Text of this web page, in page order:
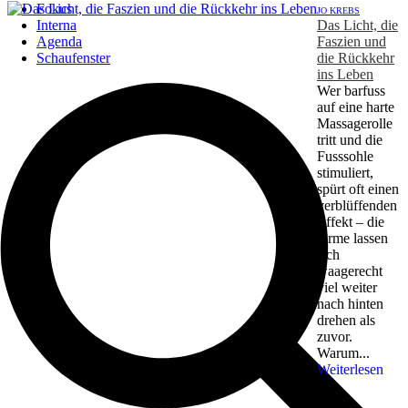
Fokus
Interna
Agenda
Schaufenster
JO KREBS
Das Licht, die
Faszien und
die Rückkehr
ins Leben
Wer barfuss
auf eine harte
Massagerolle
tritt und die
Fusssohle
stimuliert,
spürt oft einen
verblüffenden
Effekt – die
Arme lassen
sich
waagerecht
viel weiter
nach hinten
drehen als
zuvor.
Warum...
Weiterlesen